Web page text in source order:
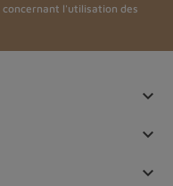
concernant l'utilisation des


